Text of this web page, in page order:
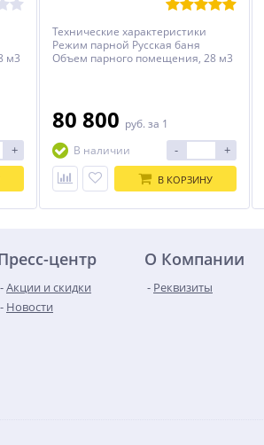
м3
+
Технические характеристики
Режим парной Русская баня
Объем парного помещения, 28 м3
275х220 мм Размеры сетки,
(ШхГхВ) 541х660х765 мм Камней в
сетке, 240 кг Диаметр (дымоход),
130 мм Вес, 234 кг Вид топлива
дрова Длина дров, 45 см
80 800 руб. за 1
В наличии
- +
В КОРЗИНУ
центр
Акции и скидки
Новости
О Компании
Реквизиты